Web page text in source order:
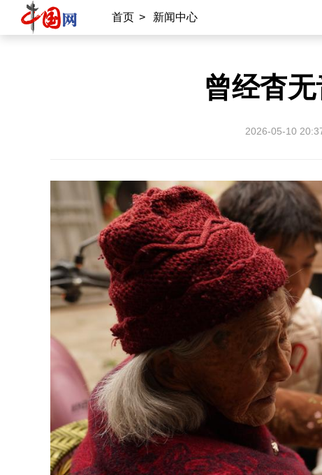
首页 > 新闻中心
曾经杳
2026-05-10